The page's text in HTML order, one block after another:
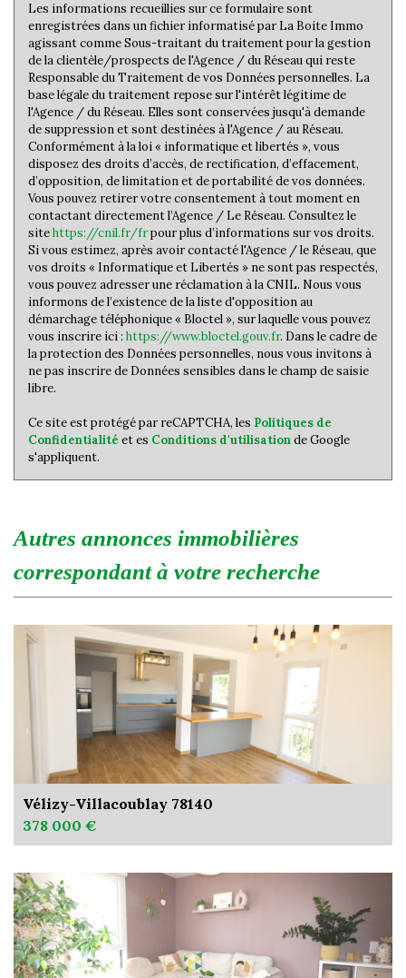
Les informations recueillies sur ce formulaire sont
enregistrées dans un fichier informatisé par La Boite Immo
agissant comme Sous-traitant du traitement pour la gestion
de la clientèle/prospects de l'Agence / du Réseau qui reste
Responsable du Traitement de vos Données personnelles. La
base légale du traitement repose sur l'intérêt légitime de
l'Agence / du Réseau. Elles sont conservées jusqu'à demande
de suppression et sont destinées à l'Agence / au Réseau.
Conformément à la loi « informatique et libertés », vous
disposez des droits d’accès, de rectification, d’effacement,
d’opposition, de limitation et de portabilité de vos données.
Vous pouvez retirer votre consentement à tout moment en
contactant directement l’Agence / Le Réseau. Consultez le
sitehttps://cnil.fr/frpour plus d’informations sur vos droits.
Si vous estimez, après avoir contacté l'Agence / le Réseau, que
vos droits « Informatique et Libertés » ne sont pas respectés,
vous pouvez adresser une réclamation à la CNIL. Nous vous
informons de l’existence de la liste d'opposition au
démarchage téléphonique « Bloctel », sur laquelle vous pouvez
vous inscrire ici : https://www.bloctel.gouv.fr. Dans le cadre de
la protection des Données personnelles, nous vous invitons à
ne pas inscrire de Données sensibles dans le champ de saisie
libre.
Ce site est protégé par reCAPTCHA, les Politiques de
Confidentialité et es Conditions d'utilisationde Google
s'appliquent.
autres annonces immobilières
correspondant à votre recherche
Vélizy-Villacoublay 78140
378 000 €